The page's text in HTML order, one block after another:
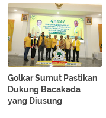
Golkar Sumut Pastikan
Dukung Bacakada
yang Diusung